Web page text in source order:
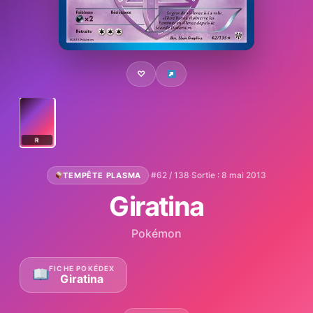
♡
R
TEMPÊTE PLASMA ·#62 / 138·Sortie : 8 mai 2013
Giratina
Pokémon
FICHE POKÉDEX
Giratina